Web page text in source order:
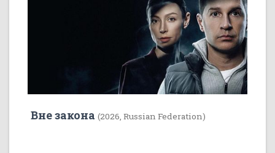
Вне закона (2026, Russian Federation)